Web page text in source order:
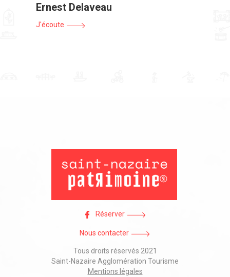
Ernest Delaveau
J'écoute
Réserver
Nous contacter
Tous droits réservés 2021
Saint-Nazaire Agglomération Tourisme
Mentions légales